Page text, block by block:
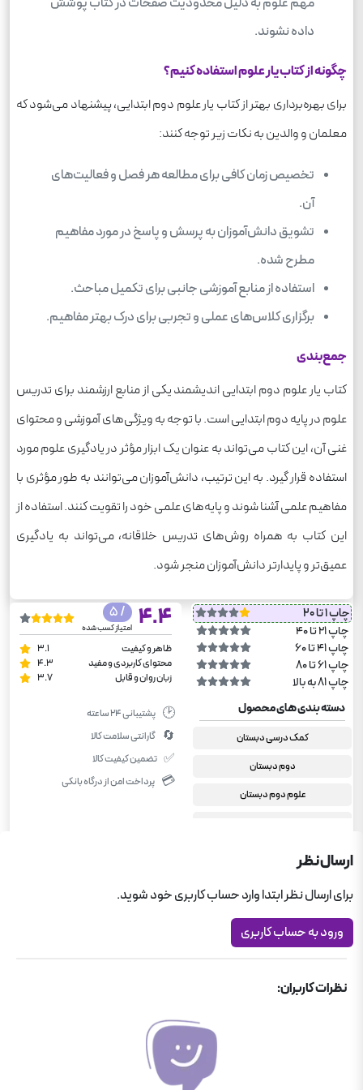
داده نشوند.
چگونه از کتاب یار علوم استفاده کنیم؟
برای بهره‌برداری بهتر از کتاب یار علوم دوم ابتدایی، پیشنهاد می‌شود که
معلمان و والدین به نکات زیر توجه کنند:
تخصیص زمان کافی برای مطالعه هر فصل و فعالیت‌های
آن.
تشویق دانش‌آموزان به پرسش و پاسخ در مورد مفاهیم
مطرح شده.
استفاده از منابع آموزشی جانبی برای تکمیل مباحث.
برگزاری کلاس‌های عملی و تجربی برای درک بهتر مفاهیم.
جمع‌بندی
کتاب یار علوم دوم ابتدایی اندیشمند یکی از منابع ارزشمند برای تدریس
علوم در پایه دوم ابتدایی است. با توجه به ویژگی‌های آموزشی و محتوای
غنی آن، این کتاب می‌تواند به عنوان یک ابزار مؤثر در یادگیری علوم مورد
استفاده قرار گیرد. به این ترتیب، دانش‌آموزان می‌توانند به طور مؤثری با
مفاهیم علمی آشنا شوند و پایه‌های علمی خود را تقویت کنند. استفاده از
این کتاب به همراه روش‌های تدریس خلاقانه، می‌تواند به یادگیری
عمیق‌تر و پایدارتر دانش‌آموزان منجر شود.
چاپ 1 تا 20
چاپ 21 تا 40
چاپ 41 تا 60
چاپ 61 تا 80
چاپ 81 به بالا
4.4
/ 5
امتیاز کسب شده
ظاهر و کیفیت
3.1
محتوای کاربردی و مفید
4.3
زبان روان و قابل
3.7
دسته بندی های محصول
کمک درسی دبستان
دوم دبستان
علوم دوم دبستان
🕑 پشتیبانی ۲۴ ساعته
🔄 گارانتی سلامت کالا
✅ تضمین کیفیت کالا
💳 پرداخت امن از درگاه بانکی
ارسال نظر
برای ارسال نظر ابتدا وارد حساب کاربری خود شوید.
ورود به حساب کاربری
نظرات کاربران: